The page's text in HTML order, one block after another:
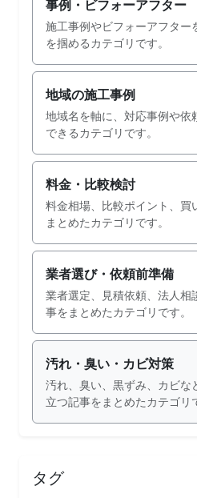
事例・ビフォーアフター
施工事例やビフォーアフター
を掴めるカテゴリです。
地域の施工事例
地域名を軸に、対応事例や依
できるカテゴリです。
料金・比較検討
料金相場、比較ポイント、買
まとめたカテゴリです。
業者選び・依頼前準備
業者選定、見積依頼、法人相
事をまとめたカテゴリです。
汚れ・臭い・カビ対策
汚れ、臭い、黒ずみ、カビな
立つ記事をまとめたカテゴリ
タグ